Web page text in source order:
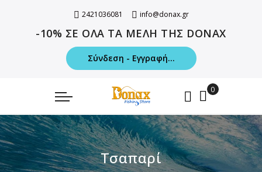
2421036081 info@donax.gr
-10% ΣΕ ΟΛΑ ΤΑ ΜΕΛΗ ΤΗΣ DONAX
Σύνδεση - Εγγραφή...
Τσαπαρί